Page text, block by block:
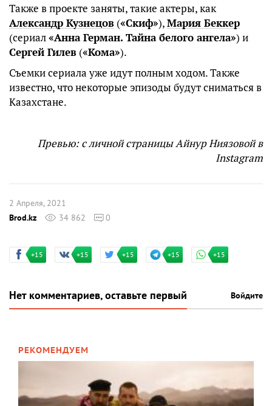
Также в проекте заняты, такие актеры, как
Александр Кузнецов («Скиф»),Мария Беккер
(сериал«Анна Герман. Тайна белого ангела») и
Сергей Гилев («Кома»).
Съемки сериала уже идут полным ходом. Также
известно, что некоторые эпизоды будут сниматься в
Казахстане.
Превью: с личной страницы Айнур Ниязовой в
Instagram
2 Апреля, 2021
Brod.kz
34 862 0
+15 +15 +15 +15 +15
Нет комментариев, оставьте первый Войдите
РЕКОМЕНДУЕМ